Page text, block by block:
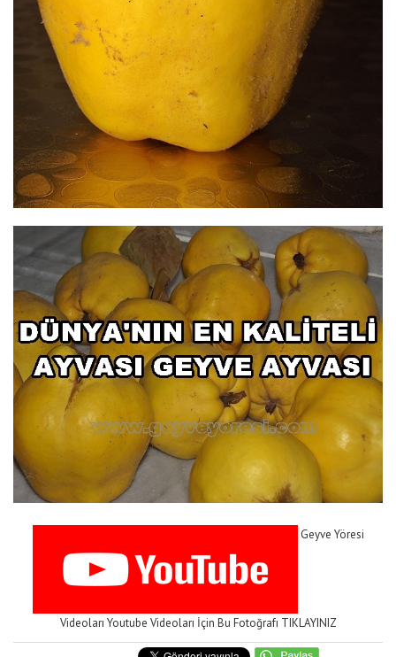
Geyve Yöresi
Videoları Youtube Videoları İçin Bu Fotoğrafı TIKLAYINIZ